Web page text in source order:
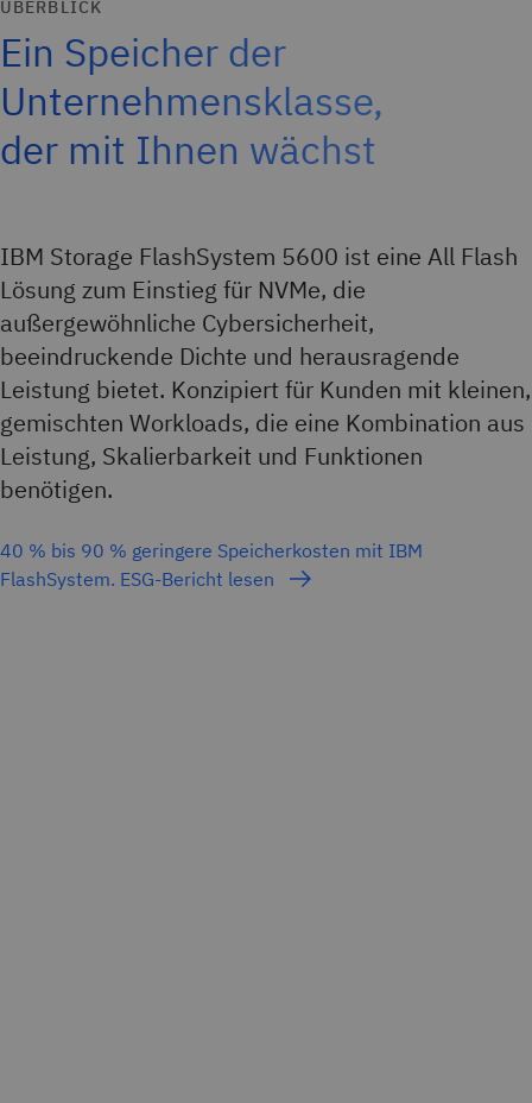
ÜBERBLICK
Ein Speicher der
Unternehmensklasse,
der mit Ihnen wächst
IBM Storage FlashSystem 5600 ist eine All Flash
Lösung zum Einstieg für NVMe, die
außergewöhnliche Cybersicherheit,
beeindruckende Dichte und herausragende
Leistung bietet. Konzipiert für Kunden mit kleinen,
gemischten Workloads, die eine Kombination aus
Leistung, Skalierbarkeit und Funktionen
benötigen.
40 % bis 90 % geringere Speicherkosten mit IBM
FlashSystem. ESG-Bericht lesen